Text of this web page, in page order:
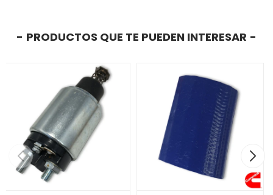
PRODUCTOS QUE TE PUEDEN INTERESAR